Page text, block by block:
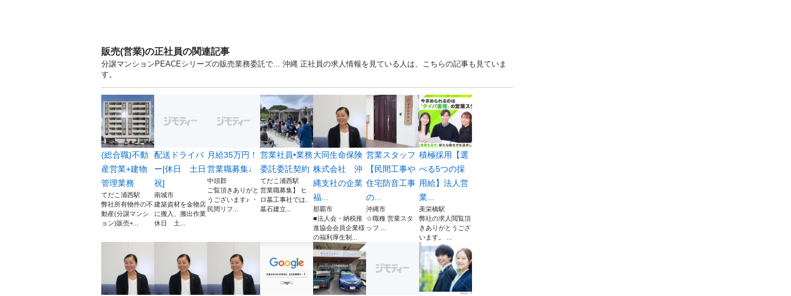
販売(営業)の正社員の関連記事
分譲マンションPEACEシリーズの販売業務委託で... 沖縄 正社員の求人情報を見ている人は、こちらの記事も見ていま
す。
(総合職)不動
産営業+建物
管理業務
てだこ浦西駅
弊社所有物件の不
動産(分譲マンシ
ョン)販売+...
配送ドライバ
ー[休日 土日
祝]
南城市
建築資材を金物店
に搬入、搬出作業
休日 土...
月給35万円！
営業職募集♩
中頭郡
ご覧頂きありがと
うございます♪ ・
民間リフ...
営業社員•業務
委託委託契約
てだこ浦西駅
営業職募集】 ヒ
ロ墓工事社では、
墓石建立...
大同生命保険
株式会社 沖
縄支社の企業
福...
那覇市
■法人会・納税推
進協会会員企業様
の福利厚生制...
営業スタッフ
【民間工事や
住宅防音工事
の...
沖縄市
☆職種 営業スタ
ッフ ...
積極採用【選
べる5つの採
用給】法人営
業...
美栄橋駅
弊社の求人閲覧頂
きありがとうござ
います。 ...